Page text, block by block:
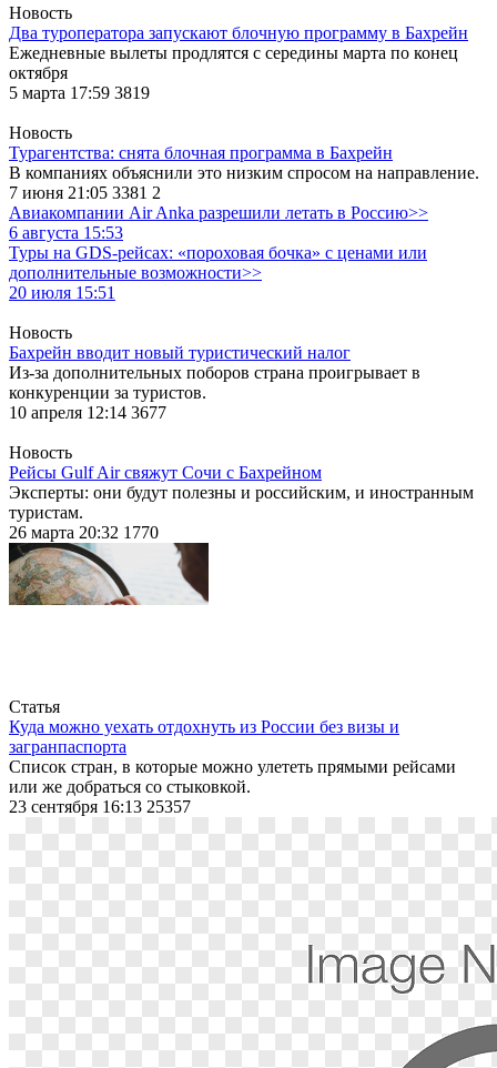
Новость
Два туроператора запускают блочную программу в Бахрейн
Ежедневные вылеты продлятся с середины марта по конец
октября
5 марта 17:59 3819
Новость
Турагентства: снята блочная программа в Бахрейн
В компаниях объяснили это низким спросом на направление.
7 июня 21:05 3381 2
Авиакомпании Air Anka разрешили летать в Россию>>
6 августа 15:53
Туры на GDS-рейсах: «пороховая бочка» с ценами или
дополнительные возможности>>
20 июля 15:51
Новость
Бахрейн вводит новый туристический налог
Из-за дополнительных поборов страна проигрывает в
конкуренции за туристов.
10 апреля 12:14 3677
Новость
Рейсы Gulf Air свяжут Сочи с Бахрейном
Эксперты: они будут полезны и российским, и иностранным
туристам.
26 марта 20:32 1770
Статья
Куда можно уехать отдохнуть из России без визы и
загранпаспорта
Список стран, в которые можно улететь прямыми рейсами
или же добраться со стыковкой.
23 сентября 16:13 25357